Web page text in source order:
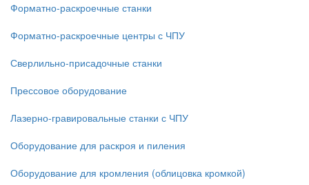
Форматно-раскроечные станки
Форматно-раскроечные центры с ЧПУ
Сверлильно-присадочные станки
Прессовое оборудование
Лазерно-гравировальные станки с ЧПУ
Оборудование для раскроя и пиления
Оборудование для кромления (облицовка кромкой)